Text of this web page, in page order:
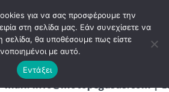
ΚΑΛΩΣ ΗΡΘΑΤΕ ΣΤΟ E-SHOP ΜΟΤΟ ΠΗΓΑΣΟΣ !
| ΕΠΙΣΗΜΟΣ
για να σας προσφέρουμε την
στη σελίδα μας. Εάν συνεχίσετε να
σελίδα, θα υποθέσουμε πως είστε
με αυτό.
Εντάξει